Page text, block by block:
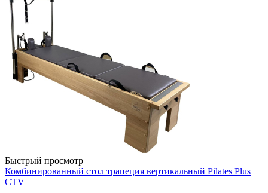
Быстрый просмотр
Комбинированный стол трапеция вертикальный Pilates Plus
CТV